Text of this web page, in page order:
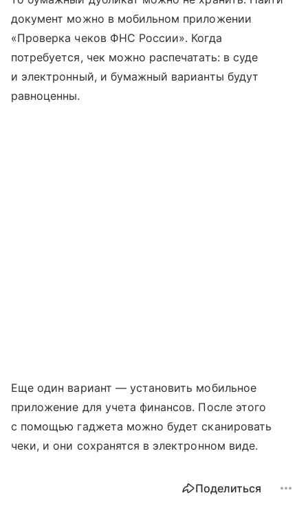
документ можно в мобильном приложении
«Проверка чеков ФНС России». Когда
потребуется, чек можно распечатать: в суде
и электронный, и бумажный варианты будут
равноценны.
Еще один вариант — установить мобильное
приложение для учета финансов. После этого
с помощью гаджета можно будет сканировать
чеки, и они сохранятся в электронном виде.
Поделиться